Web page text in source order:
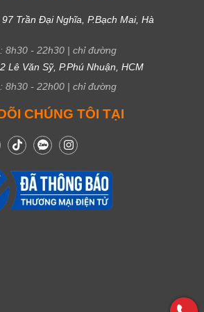
Trần Đại Nghĩa, P.Bạch Mai, Hà
8h30 - 22h30 | chỉ đường
Lê Văn Sỹ, P.Phú Nhuận, HCM
8h30 - 22h00 | chỉ đường
CHÚNG TÔI TẠI